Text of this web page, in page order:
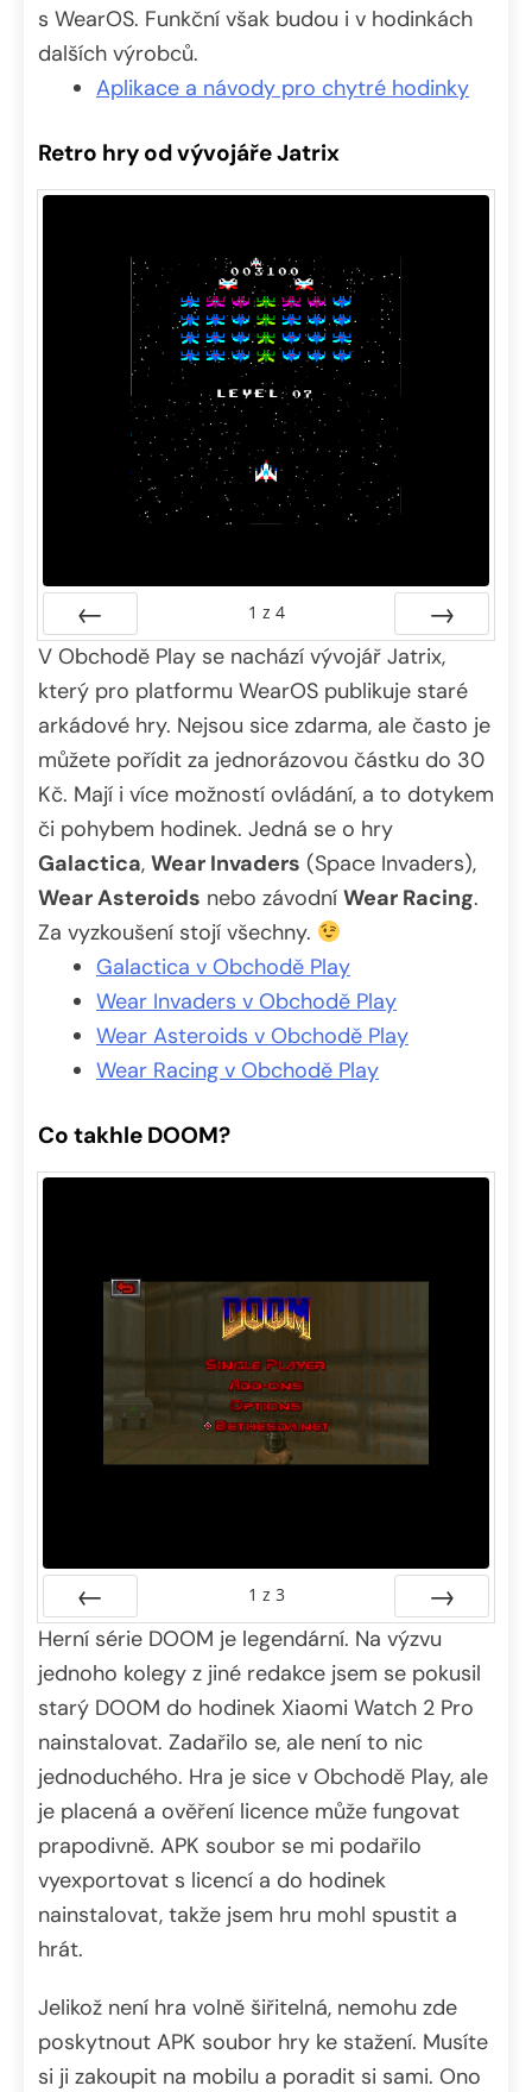
s WearOS. Funkční však budou i v hodinkách
dalších výrobců.
Aplikace a návody pro chytré hodinky
Retro hry od vývojáře Jatrix
Předchozí
1 z 4
Další
V Obchodě Play se nachází vývojář Jatrix,
který pro platformu WearOS publikuje staré
arkádové hry. Nejsou sice zdarma, ale často je
můžete pořídit za jednorázovou částku do 30
Kč. Mají i více možností ovládání, a to dotykem
či pohybem hodinek. Jedná se o hry
Galactica, Wear Invaders (Space Invaders),
Wear Asteroids nebo závodní Wear Racing.
Za vyzkoušení stojí všechny.
Galactica v Obchodě Play
Wear Invaders v Obchodě Play
Wear Asteroids v Obchodě Play
Wear Racing v Obchodě Play
Co takhle DOOM?
Předchozí
1 z 3
Další
Herní série DOOM je legendární. Na výzvu
jednoho kolegy z jiné redakce jsem se pokusil
starý DOOM do hodinek Xiaomi Watch 2 Pro
nainstalovat. Zadařilo se, ale není to nic
jednoduchého. Hra je sice v Obchodě Play, ale
je placená a ověření licence může fungovat
prapodivně. APK soubor se mi podařilo
vyexportovat s licencí a do hodinek
nainstalovat, takže jsem hru mohl spustit a
hrát.
Jelikož není hra volně šiřitelná, nemohu zde
poskytnout APK soubor hry ke stažení. Musíte
si ji zakoupit na mobilu a poradit si sami. Ono